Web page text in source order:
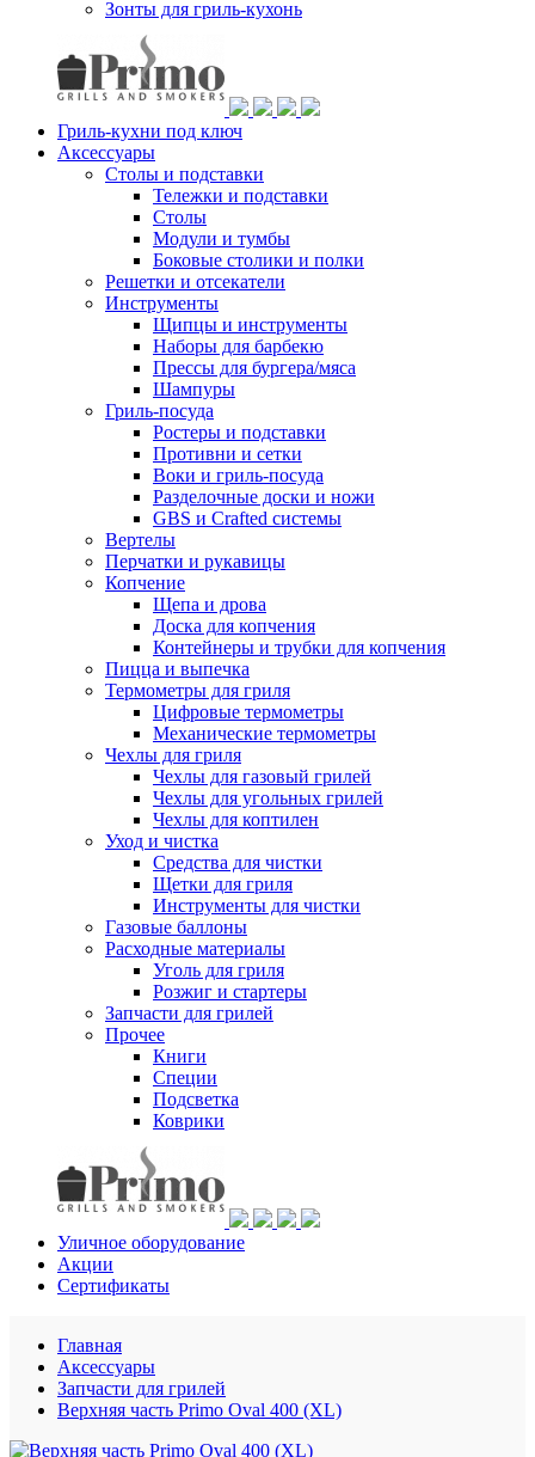
Зонты для гриль-кухонь
Гриль-кухни под ключ
Аксессуары
Столы и подставки
Тележки и подставки
Столы
Модули и тумбы
Боковые столики и полки
Решетки и отсекатели
Инструменты
Щипцы и инструменты
Наборы для барбекю
Прессы для бургера/мяса
Шампуры
Гриль-посуда
Ростеры и подставки
Противни и сетки
Воки и гриль-посуда
Разделочные доски и ножи
GBS и Crafted системы
Вертелы
Перчатки и рукавицы
Копчение
Щепа и дрова
Доска для копчения
Контейнеры и трубки для копчения
Пицца и выпечка
Термометры для гриля
Цифровые термометры
Механические термометры
Чехлы для гриля
Чехлы для газовый грилей
Чехлы для угольных грилей
Чехлы для коптилен
Уход и чистка
Средства для чистки
Щетки для гриля
Инструменты для чистки
Газовые баллоны
Расходные материалы
Уголь для гриля
Розжиг и стартеры
Запчасти для грилей
Прочее
Книги
Специи
Подсветка
Коврики
Уличное оборудование
Акции
Сертификаты
Главная
Аксессуары
Запчасти для грилей
Верхняя часть Primo Oval 400 (XL)